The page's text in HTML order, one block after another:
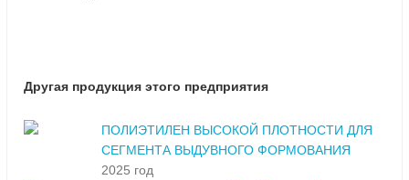
Другая продукция этого предприятия
ПОЛИЭТИЛЕН ВЫСОКОЙ ПЛОТНОСТИ ДЛЯ
СЕГМЕНТА ВЫДУВНОГО ФОРМОВАНИЯ
2025 год